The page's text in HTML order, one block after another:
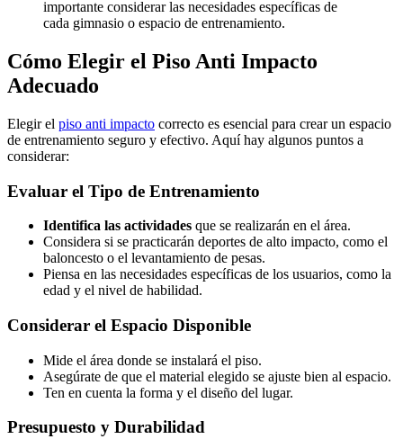
importante considerar las necesidades específicas de
cada gimnasio o espacio de entrenamiento.
Cómo Elegir el Piso Anti Impacto
Adecuado
Elegir el piso anti impacto correcto es esencial para crear un espacio
de entrenamiento seguro y efectivo. Aquí hay algunos puntos a
considerar:
Evaluar el Tipo de Entrenamiento
Identifica las actividades que se realizarán en el área.
Considera si se practicarán deportes de alto impacto, como el
baloncesto o el levantamiento de pesas.
Piensa en las necesidades específicas de los usuarios, como la
edad y el nivel de habilidad.
Considerar el Espacio Disponible
Mide el área donde se instalará el piso.
Asegúrate de que el material elegido se ajuste bien al espacio.
Ten en cuenta la forma y el diseño del lugar.
Presupuesto y Durabilidad